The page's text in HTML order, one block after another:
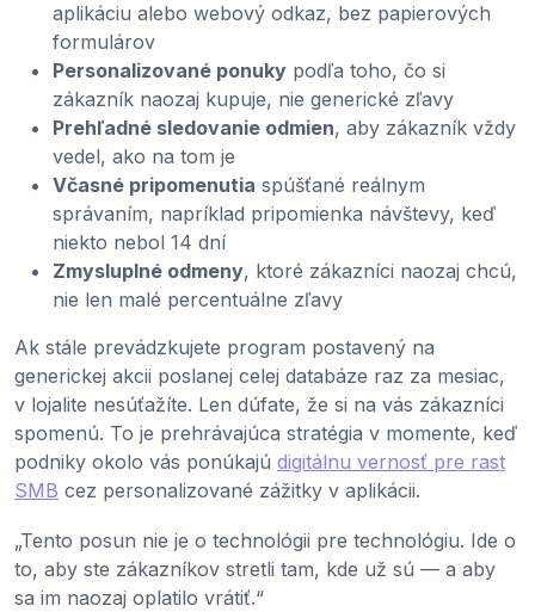
aplikáciu alebo webový odkaz, bez papierových
formulárov
Personalizované ponuky podľa toho, čo si
zákazník naozaj kupuje, nie generické zľavy
Prehľadné sledovanie odmien, aby zákazník vždy
vedel, ako na tom je
Včasné pripomenutia spúšťané reálnym
správaním, napríklad pripomienka návštevy, keď
niekto nebol 14 dní
Zmysluplné odmeny, ktoré zákazníci naozaj chcú,
nie len malé percentuálne zľavy
Ak stále prevádzkujete program postavený na
generickej akcii poslanej celej databáze raz za mesiac,
v lojalite nesúťažíte. Len dúfate, že si na vás zákazníci
spomenú. To je prehrávajúca stratégia v momente, keď
podniky okolo vás ponúkajú digitálnu vernosť pre rast
SMB cez personalizované zážitky v aplikácii.
„Tento posun nie je o technológii pre technológiu. Ide o
to, aby ste zákazníkov stretli tam, kde už sú — a aby
sa im naozaj oplatilo vrátiť.“